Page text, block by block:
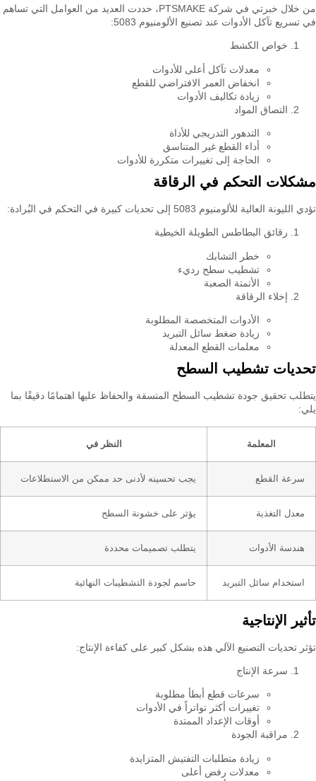
من خلال خبرتي في شركة PTSMAKE، حددت العديد من العوامل التي تساهم
في تسريع تآكل الأدوات عند تصنيع الألومنيوم 5083:
خواص الكشط
معدلات تآكل أعلى للأدوات
انخفاض العمر الافتراضي للقطع
زيادة تكاليف الأدوات
التصاق المواد
التدهور التدريجي للأداة
أداء القطع غير المتناسق
الحاجة إلى تغييرات متكررة للأدوات
مشكلات التحكم في الرقاقة
تؤدي الليونة العالية للألومنيوم 5083 إلى تحديات كبيرة في التحكم في البُرادة:
رقائق البطاطس الطويلة الخيطية
خطر التشابك
تشطيب سطح رديء
الأتمتة الصعبة
إخلاء الرقاقة
الأدوات المتخصصة المطلوبة
زيادة ضغط سائل التبريد
معلمات القطع المعدلة
تحديات تشطيب السطح
يتطلب تحقيق جودة تشطيب السطح المتسقة والحفاظ عليها اهتمامًا دقيقًا بما
يلي:
المعلمة النظر في
سرعة القطع يجب تحسينه لأدنى حد ممكن من الاستطلاعات
معدل التغذية يؤثر على خشونة السطح
هندسة الأدوات يتطلب تصميمات محددة
استخدام سائل التبريد حاسم لجودة التشطيبات النهائية
تأثير الإنتاجية
تؤثر تحديات التصنيع الآلي هذه بشكل كبير على كفاءة الإنتاج:
سرعة الإنتاج
سرعات قطع أبطأ مطلوبة
تغييرات أكثر تواتراً في الأدوات
أوقات الإعداد الممتدة
مراقبة الجودة
زيادة متطلبات التفتيش المتزايدة
معدلات رفض أعلى